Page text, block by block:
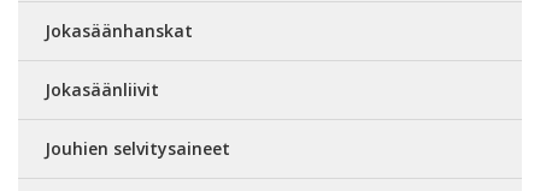
Jokasäänhanskat
Jokasäänliivit
Jouhien selvitysaineet